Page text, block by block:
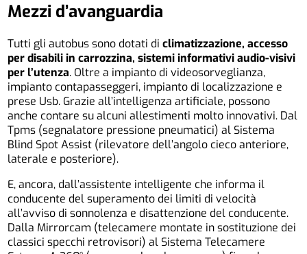
Mezzi d’avanguardia
Tutti gli autobus sono dotati diclimatizzazione, accesso
per disabili in carrozzina, sistemi informativi audio-visivi
per l’utenza. Oltre a impianto di videosorveglianza,
impianto contapasseggeri, impianto di localizzazione e
prese Usb. Grazie all’intelligenza artificiale, possono
anche contare su alcuni allestimenti molto innovativi. Dal
Tpms (segnalatore pressione pneumatici) al Sistema
Blind Spot Assist (rilevatore dell’angolo cieco anteriore,
laterale e posteriore).
E, ancora, dall’assistente intelligente che informa il
conducente del superamento dei limiti di velocità
all’avviso di sonnolenza e disattenzione del conducente.
Dalla Mirrorcam (telecamere montate in sostituzione dei
classici specchi retrovisori) al Sistema Telecamere